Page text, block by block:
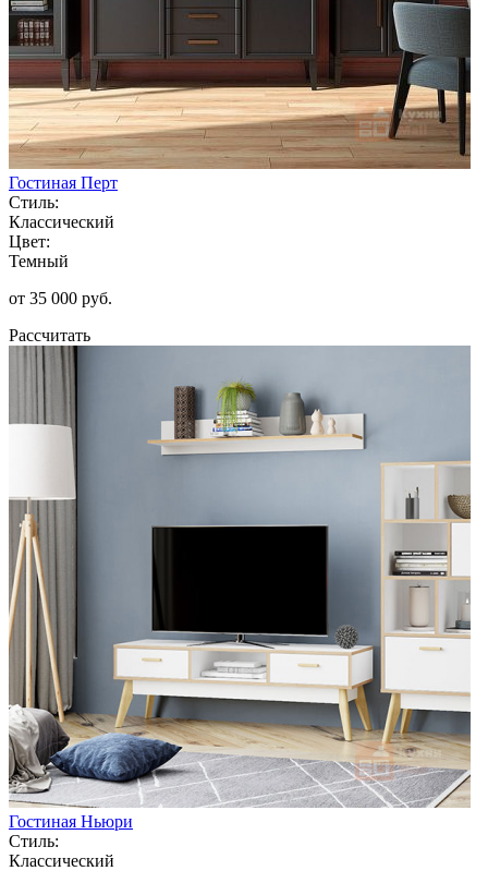
Гостиная Перт
Стиль:
Классический
Цвет:
Темный
от 35 000 руб.
Рассчитать
Гостиная Ньюри
Стиль:
Классический